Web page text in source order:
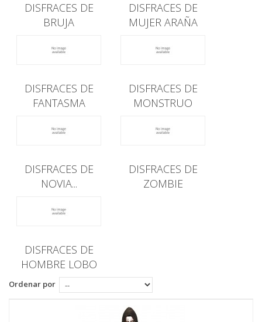
DISFRACES DE
BRUJA
DISFRACES DE
MUJER ARAÑA
DISFRACES DE
FANTASMA
DISFRACES DE
MONSTRUO
DISFRACES DE
NOVIA...
DISFRACES DE
ZOMBIE
DISFRACES DE
HOMBRE LOBO
Ordenar por